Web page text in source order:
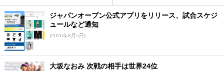
ジャパンオープン公式アプリをリリース、試合スケジ
ュールなど通知
(2026年8月5日)
大坂なおみ 次戦の相手は世界24位